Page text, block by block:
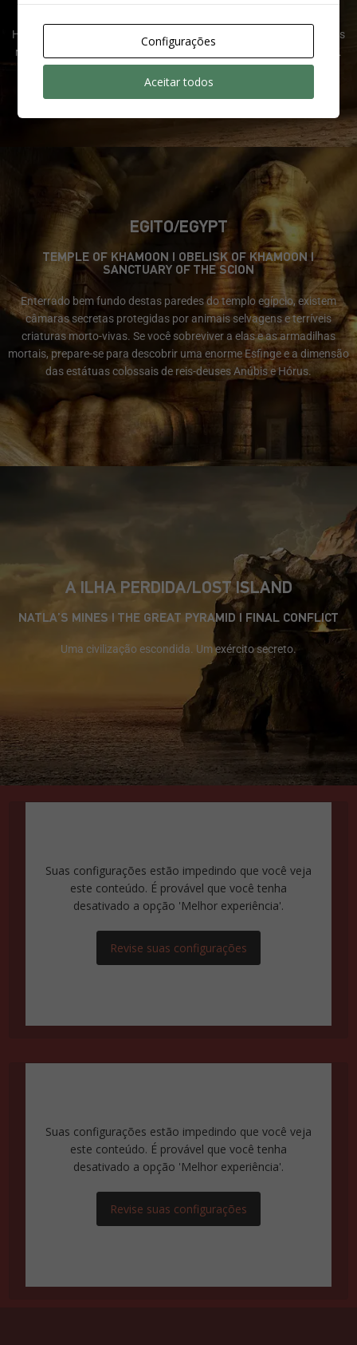
Haephestos, Dâmocles e Poseidon. Mas isso é apenas o começo, as
ruínas, o coliseu e as antigas cisternas escondem perigos maiores.
EGITO/EGYPT
TEMPLE OF KHAMOON | OBELISK OF KHAMOON |
SANCTUARY OF THE SCION
Enterrado bem fundo destas paredes do templo egípcio, existem
câmaras secretas protegidas por animais selvagens e terríveis
criaturas morto-vivas. Se você sobreviver a elas e as armadilhas
mortais, prepare-se para descobrir uma enorme Esfinge e a dimensão
das estátuas colossais de reis-deuses Anúbis e Hórus.
A ILHA PERDIDA/LOST ISLAND
NATLA’S MINES | THE GREAT PYRAMID | FINAL CONFLICT
Uma civilização escondida. Um exército secreto.
Suas configurações estão impedindo que você veja
este conteúdo. É provável que você tenha
desativado a opção 'Melhor experiência'.
Revise suas configurações
Suas configurações estão impedindo que você veja
este conteúdo. É provável que você tenha
desativado a opção 'Melhor experiência'.
Revise suas configurações
Configurações
Aceitar todos